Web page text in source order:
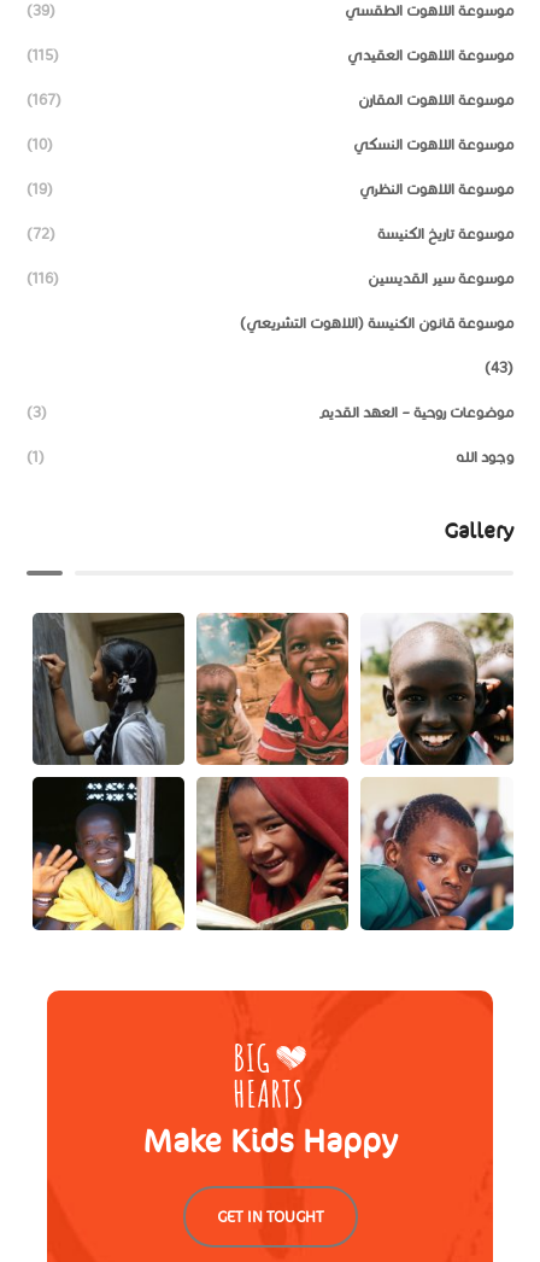
موسوعة اللاهوت الطقسي (39)
موسوعة اللاهوت العقيدي (115)
موسوعة اللاهوت المقارن (167)
موسوعة اللاهوت النسكي (10)
موسوعة اللاهوت النظري (19)
موسوعة تاريخ الكنيسة (72)
موسوعة سير القديسين (116)
موسوعة قانون الكنيسة (اللاهوت التشريعي)
(43)
موضوعات روحية – العهد القديم (3)
وجود الله (1)
Gallery
Make Kids Happy
GET IN TOUGHT